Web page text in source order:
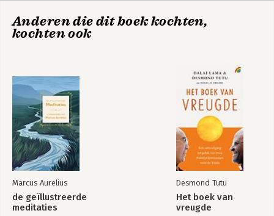
Anderen die dit boek kochten,
kochten ook
Marcus Aurelius
de geïllustreerde
meditaties
Desmond Tutu
Het boek van
vreugde